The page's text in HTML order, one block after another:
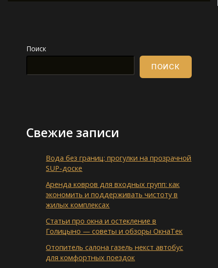
Поиск
ПОИСК
Свежие записи
Вода без границ: прогулки на прозрачной
SUP-доске
Аренда ковров для входных групп: как
экономить и поддерживать чистоту в
жилых комплексах
Статьи про окна и остекление в
Голицыно — советы и обзоры ОкнаТек
Отопитель салона газель некст автобус
для комфортных поездок